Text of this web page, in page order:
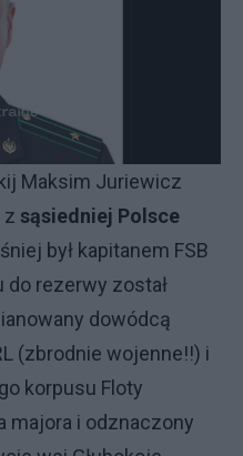
Maksim Juriewicz
z sąsiedniej Polsce
był kapitanem FSB
do rezerwy został
dowódcą
(zbrodnie wojenne!!) i
korpusu Floty
majora i odznaczony